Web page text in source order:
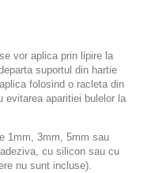
se vor aplica prin lipire la
suportul din hartie
folosind o racleta din
evitarea aparitiei bulelor la
1mm, 3mm, 5mm sau
cu silicon sau cu
nu sunt incluse).